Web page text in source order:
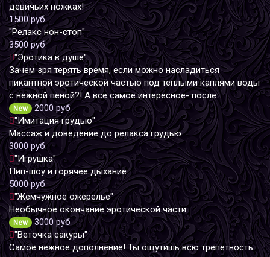
девичьих ножках!
1500 руб
"Релакс нон-стоп"
3500 руб.
"Эротика в душе"
Зачем зря терять время, если можно насладиться
пикантной эротической частью под теплыми каплями воды
с нежной пеной?! А все самое интересное- после…
New
2000 руб
"Имитация грудью"
Массаж и доведение до релакса грудью
3000 руб.
"Игрушка"
Пип-шоу и горячее дыхание
5000 руб
"Жемчужное ожерелье"
Необычное окончание эротической части
New
3000 руб
"Веточка сакуры"
Самое нежное дополнение! Ты ощутишь всю трепетность